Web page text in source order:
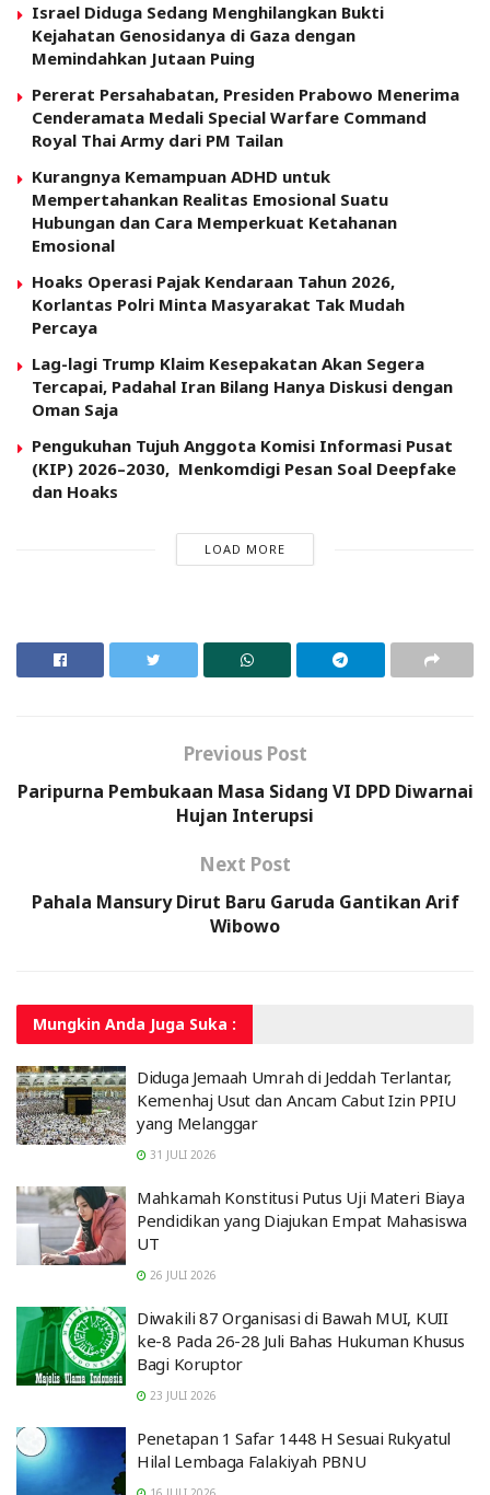
Israel Diduga Sedang Menghilangkan Bukti
Kejahatan Genosidanya di Gaza dengan
Memindahkan Jutaan Puing
Pererat Persahabatan, Presiden Prabowo Menerima
Cenderamata Medali Special Warfare Command
Royal Thai Army dari PM Tailan
Kurangnya Kemampuan ADHD untuk
Mempertahankan Realitas Emosional Suatu
Hubungan dan Cara Memperkuat Ketahanan
Emosional
Hoaks Operasi Pajak Kendaraan Tahun 2026,
Korlantas Polri Minta Masyarakat Tak Mudah
Percaya
Lag-lagi Trump Klaim Kesepakatan Akan Segera
Tercapai, Padahal Iran Bilang Hanya Diskusi dengan
Oman Saja
Pengukuhan Tujuh Anggota Komisi Informasi Pusat
(KIP) 2026–2030, Menkomdigi Pesan Soal Deepfake
dan Hoaks
LOAD MORE
Previous Post
Paripurna Pembukaan Masa Sidang VI DPD Diwarnai
Hujan Interupsi
Next Post
Pahala Mansury Dirut Baru Garuda Gantikan Arif
Wibowo
Mungkin Anda Juga Suka :
Diduga Jemaah Umrah di Jeddah Terlantar,
Kemenhaj Usut dan Ancam Cabut Izin PPIU
yang Melanggar
31 JULI 2026
Mahkamah Konstitusi Putus Uji Materi Biaya
Pendidikan yang Diajukan Empat Mahasiswa
UT
26 JULI 2026
Diwakili 87 Organisasi di Bawah MUI, KUII
ke-8 Pada 26-28 Juli Bahas Hukuman Khusus
Bagi Koruptor
23 JULI 2026
Penetapan 1 Safar 1448 H Sesuai Rukyatul
Hilal Lembaga Falakiyah PBNU